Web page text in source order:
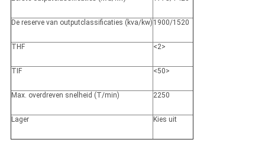
De reserve van outputclassificaties (kva/kw) 1900/1520
THF <2>
TIF <50>
Max. overdreven snelheid (T/min) 2250
Lager Kies uit